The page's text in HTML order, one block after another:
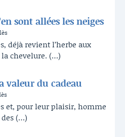
sont allées les neiges
déjà revient l’herbe aux
la chevelure. (…)
valeur du cadeau
et, pour leur plaisir, homme
(…)